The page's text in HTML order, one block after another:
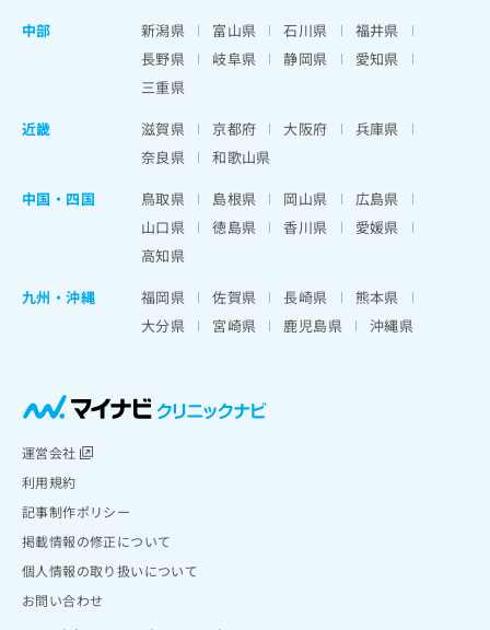
中部
新潟県 富山県 石川県
福井県
長野県
岐阜県 静岡県
愛知県
三重県
近畿
滋賀県 京都府 大阪府
兵庫県
奈良県
和歌山県
中国・四国
鳥取県 島根県 岡山県
広島県
山口県
徳島県 香川県
愛媛県
高知県
九州・沖縄
福岡県 佐賀県 長崎県
熊本県
大分県
宮崎県 鹿児島県 沖縄県
運営会社
利用規約
記事制作ポリシー
掲載情報の修正について
個人情報の取り扱いについて
お問い合わせ